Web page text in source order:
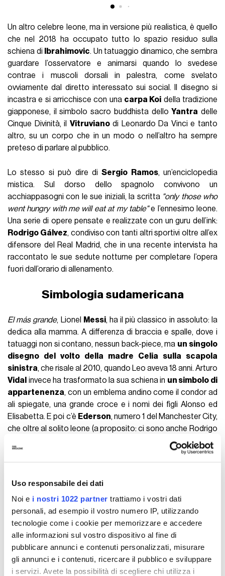
Scamacca
Poi c’è la corrente delle grandi ali, oggi d’attualità con il
brasiliano RobertoFirminoinsieme a stelle, versi biblici,
riferimenti familiari e la Champions League vinta col
Liverpool. Corrente in Serie A popolare fin dai tempi di Djibril
Cissé. Il più articolato che viene in mente è quello XXL di
RadjaNainggolan, ex Roma e Inter, che sopra a due
monumentali ali ha inciso le date di nascita e morte della
mamma Lizy, scomparsa nel 2010. "Le porto sempre con
, ha spiegato il Ninja, che ha esultato dopo tanti gol
allargando le spalle come a far volare il tatuaggio. Anche
notate da mezza Europa dopo
di Champions League contro il Barcellona, con annessa
esultanza senza maglia.